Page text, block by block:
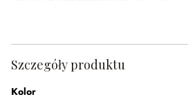
Szczegóły produktu
Kolor